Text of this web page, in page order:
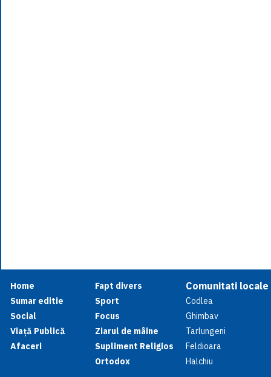
Home
Sumar editie
Social
Viață Publică
Afaceri
Fapt divers
Sport
Focus
Ziarul de mâine
Supliment Religios
Ortodox
Comunitati locale
Codlea
Ghimbav
Tarlungeni
Feldioara
Halchiu